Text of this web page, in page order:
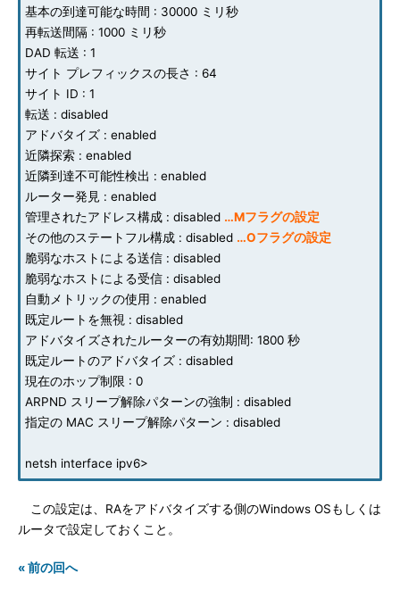
基本の到達可能な時間 : 30000 ミリ秒
再転送間隔 : 1000 ミリ秒
DAD 転送 : 1
サイト プレフィックスの長さ : 64
サイト ID : 1
転送 : disabled
アドバタイズ : enabled
近隣探索 : enabled
近隣到達不可能性検出 : enabled
ルーター発見 : enabled
管理されたアドレス構成 : disabled …Mフラグの設定
その他のステートフル構成 : disabled …Oフラグの設定
脆弱なホストによる送信 : disabled
脆弱なホストによる受信 : disabled
自動メトリックの使用 : enabled
既定ルートを無視 : disabled
アドバタイズされたルーターの有効期間: 1800 秒
既定ルートのアドバタイズ : disabled
現在のホップ制限 : 0
ARPND スリープ解除パターンの強制 : disabled
指定の MAC スリープ解除パターン : disabled
netsh interface ipv6>
この設定は、RAをアドバタイズする側のWindows OSもしくは
ルータで設定しておくこと。
« 前の回へ